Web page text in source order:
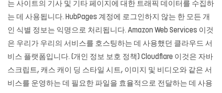
는 사이트의 기사 및 기타 페이지에 대한 트래픽 데이터를 수집하
는 데 사용됩니다. HubPages 계정에 로그인하지 않는 한 모든 개
인 식별 정보는 익명으로 처리됩니다. Amazon Web Services 이것
은 우리가 우리의 서비스를 호스팅하는 데 사용했던 클라우드 서
비스 플랫폼입니다. (개인 정보 보호 정책) Cloudflare 이것은 자바
스크립트, 캐스 캐이 딩 스타일 시트, 이미지 및 비디오와 같은 서
비스를 운영하는 데 필요한 파일을 효율적으로 전달하는 데 사용